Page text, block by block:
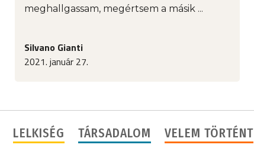
meghallgassam, megértsem a másik ...
Silvano Gianti
2021. január 27.
LELKISÉG TÁRSADALOM VELEM TÖRTÉNT